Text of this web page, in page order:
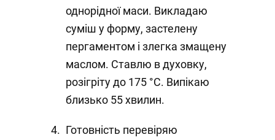
однорідної маси. Викладаю
суміш у форму, застелену
пергаментом і злегка змащену
маслом. Ставлю в духовку,
розігріту до 175 °C. Випікаю
близько 55 хвилин.
Готовність перевіряю